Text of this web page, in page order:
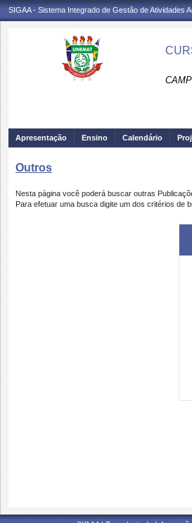
SIGAA - Sistema Integrado de Gestão de Atividades
Apresentação Ensino Calendário
Outros
Nesta página você poderá buscar outras
Para efetuar uma busca digite um dos critérios de